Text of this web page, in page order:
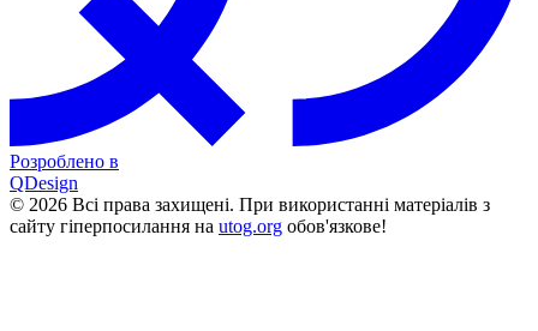
Розроблено в
QDesign
© 2026 Всі права захищені. При використанні матеріалів з
сайту гіперпосилання на utog.org обов'язкове!